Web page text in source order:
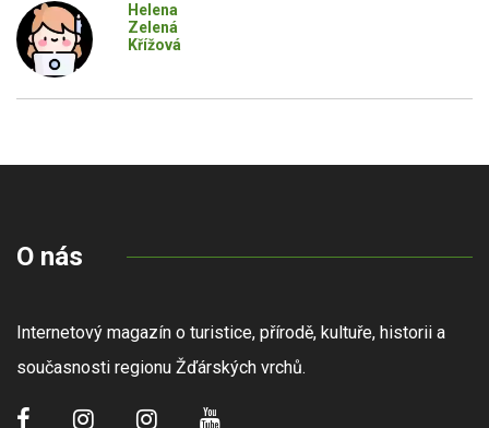
Helena
Zelená
Křížová
O nás
Internetový magazín o turistice, přírodě, kultuře, historii a
současnosti regionu Žďárských vrchů.